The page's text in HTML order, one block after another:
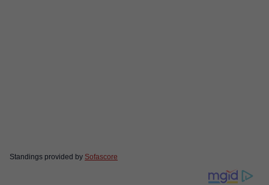
Standings provided by Sofascore